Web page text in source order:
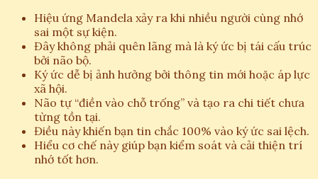
Hiệu ứng Mandela xảy ra khi nhiều người cùng nhớ
sai một sự kiện.
Đây không phải quên lãng mà là ký ức bị tái cấu trúc
bởi não bộ.
Ký ức dễ bị ảnh hưởng bởi thông tin mới hoặc áp lực
xã hội.
Não tự “điền vào chỗ trống” và tạo ra chi tiết chưa
từng tồn tại.
Điều này khiến bạn tin chắc 100% vào ký ức sai lệch.
Hiểu cơ chế này giúp bạn kiểm soát và cải thiện trí
nhớ tốt hơn.